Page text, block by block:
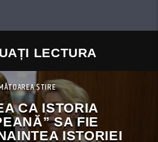
LECTURA
ȘTIRE
CA ISTORIA
SA FIE
ISTORIEI